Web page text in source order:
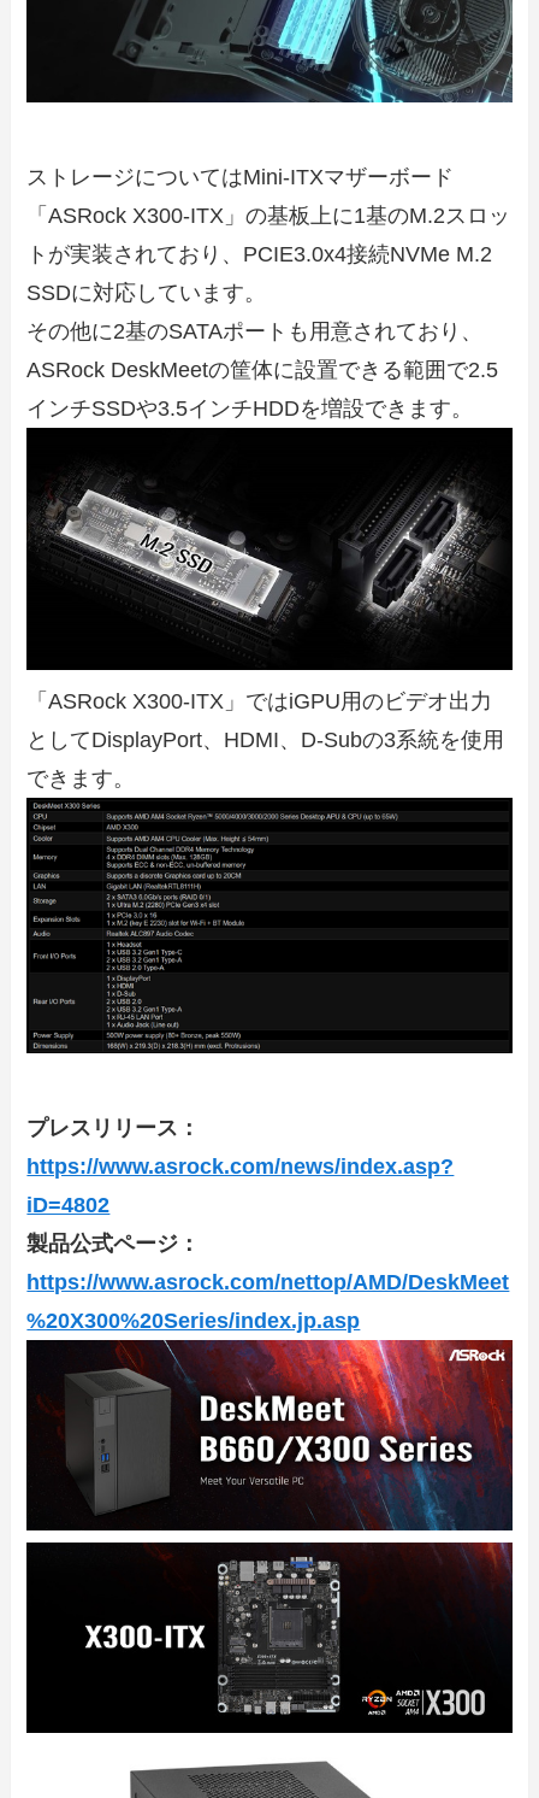
ストレージについてはMini-ITXマザーボード
「ASRock X300-ITX」の基板上に1基のM.2スロッ
トが実装されており、PCIE3.0x4接続NVMe M.2
SSDに対応しています。
その他に2基のSATAポートも用意されており、
ASRock DeskMeetの筐体に設置できる範囲で2.5
インチSSDや3.5インチHDDを増設できます。
「ASRock X300-ITX」ではiGPU用のビデオ出力
としてDisplayPort、HDMI、D-Subの3系統を使用
できます。
プレスリリース：
https://www.asrock.com/news/index.asp?
iD=4802
製品公式ページ：
https://www.asrock.com/nettop/AMD/DeskMeet
%20X300%20Series/index.jp.asp